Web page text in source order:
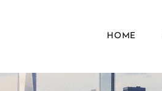
HOME